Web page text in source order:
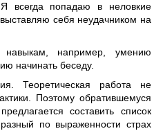
всегда попадаю в неловкие
себя неудачником на
навыкам, например, умению
начинать беседу.
Теоретическая работа не
Поэтому обратившемуся
составить список
по выраженности страх